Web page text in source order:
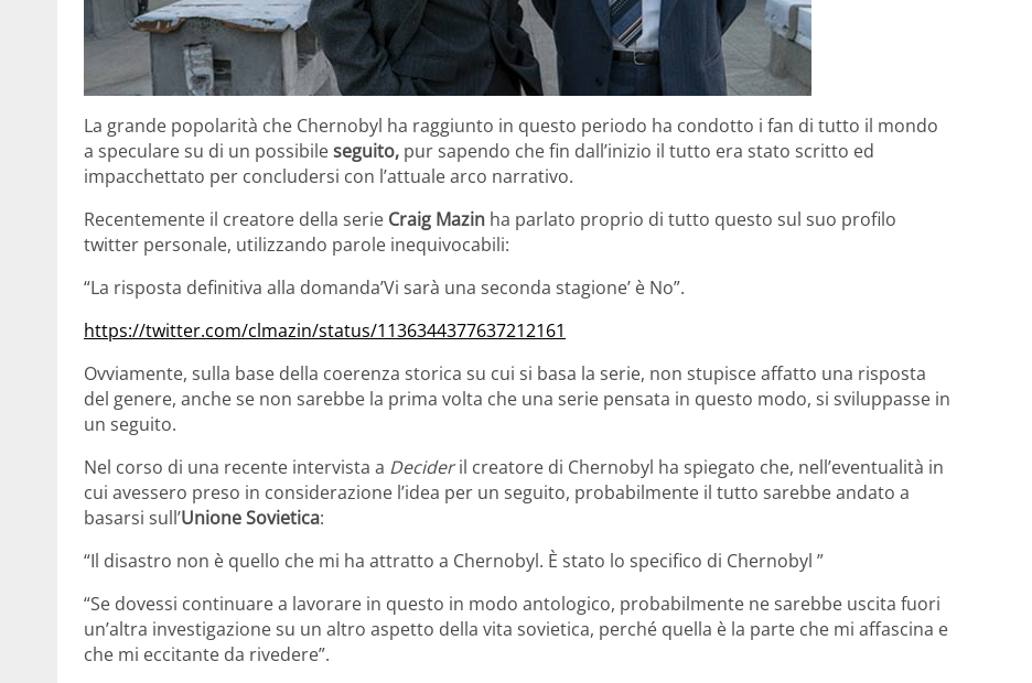
La grande popolarità che Chernobyl ha raggiunto in questo periodo ha condotto i fan di tutto il mondo
a speculare su di un possibileseguito, pur sapendo che fin dall’inizio il tutto era stato scritto ed
impacchettato per concludersi con l’attuale arco narrativo.
Recentemente il creatore della serie Craig Mazin ha parlato proprio di tutto questo sul suo profilo
twitter personale, utilizzando parole inequivocabili:
“La risposta definitiva alla domanda’Vi sarà una seconda stagione’ è No”.
https://twitter.com/clmazin/status/1136344377637212161
Ovviamente, sulla base della coerenza storica su cui si basa la serie, non stupisce affatto una risposta
del genere, anche se non sarebbe la prima volta che una serie pensata in questo modo, si sviluppasse in
un seguito.
Nel corso di una recente intervista a Decideril creatore di Chernobyl ha spiegato che, nell’eventualità in
cui avessero preso in considerazione l’idea per un seguito, probabilmente il tutto sarebbe andato a
basarsi sull’Unione Sovietica:
“Il disastro non è quello che mi ha attratto a Chernobyl. È stato lo specifico di Chernobyl ”
“Se dovessi continuare a lavorare in questo in modo antologico, probabilmente ne sarebbe uscita fuori
un’altra investigazione su un altro aspetto della vita sovietica, perché quella è la parte che mi affascina e
che mi eccitante da rivedere”.